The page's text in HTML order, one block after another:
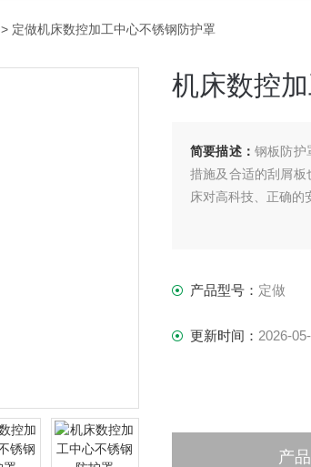
> 定做机床数控加工中心不锈钢防护罩
机床数控
简要描述： 钢板防护
措施及合适的刮屑
床对高科技、正确的
产品型号： 定做
更新时间： 2026-
产